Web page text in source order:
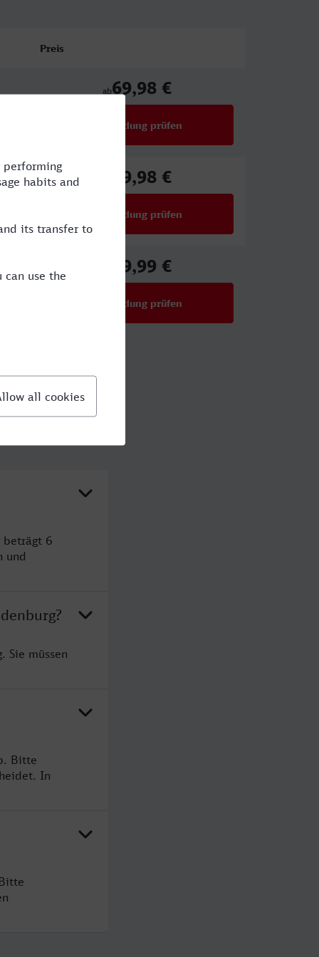
Preis
ab69,98 €
Verbindung prüfen
69,98 €
Verbindung prüfen
39,99 €
Verbindung prüfen
beträgt 6
und
Sie müssen
Bitte
In